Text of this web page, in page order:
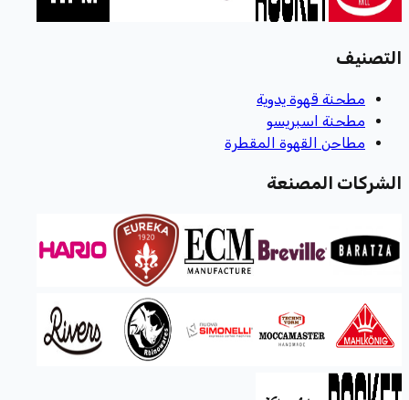
التصنيف
مطحنة قهوة يدوية
مطحنة اسبريسو
مطاحن القهوة المقطرة
الشركات المصنعة